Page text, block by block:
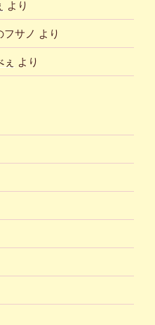
より
フサノ より
より